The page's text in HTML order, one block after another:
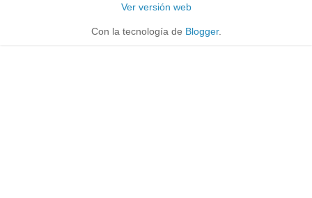
Ver versión web
Con la tecnología de Blogger.